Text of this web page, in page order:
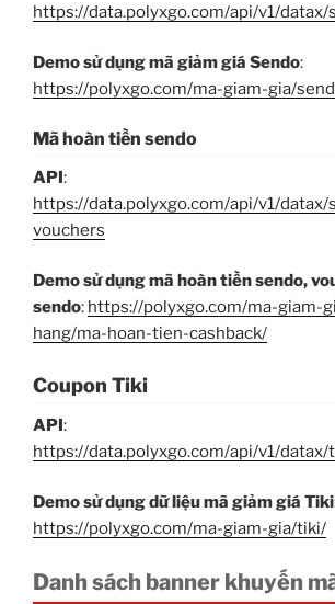
https://data.polyxgo.com/api/v1/datax/
Demo sử dụng mã giảm giá Sendo:
https://polyxgo.com/ma-giam-gia/
Mã hoàn tiền sendo
API:
https://data.polyxgo.com/api/v1/datax/
vouchers
Demo sử dụng mã hoàn tiền sendo,
sendo: https://polyxgo.com/ma-giam-
hang/ma-hoan-tien-cashback/
Coupon Tiki
API:
https://data.polyxgo.com/api/v1/
Demo sử dụng dữ liệu mã giảm giá Tiki
https://polyxgo.com/ma-giam-gia/tiki/
Danh sách banner khuyến